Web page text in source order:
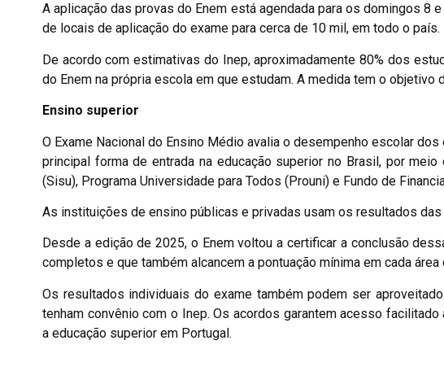
A aplicação das provas do Enem está agendada para os domingos 8
de locais de aplicação do exame para cerca de 10 mil, em todo o país.
De acordo com estimativas do Inep, aproximadamente 80% dos
do Enem na própria escola em que estudam. A medida tem o
Ensino superior
O Exame Nacional do Ensino Médio avalia o desempenho escolar
principal forma de entrada na educação superior no Brasil, por
(Sisu), Programa Universidade para Todos (Prouni) e Fundo de
As instituições de ensino públicas e privadas usam os resultados
Desde a edição de 2025, o Enem voltou a certificar a conclusão
completos e que também alcancem a pontuação mínima em cada
Os resultados individuais do exame também podem ser
tenham convênio com o Inep. Os acordos garantem acesso
a educação superior em Portugal.